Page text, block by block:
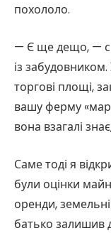
похололо.
— Є ще дещо, —
із
торгові площі,
вашу ферму
вона взагалі
Саме тоді я
були оцінки
оренди,
батько залишив